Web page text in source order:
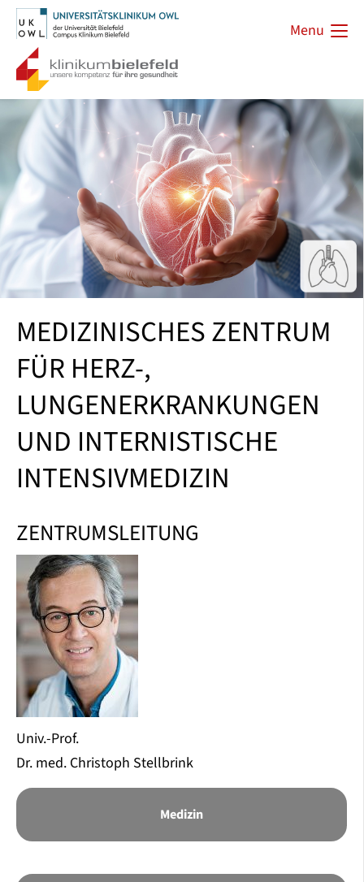
Menu
MEDIZINISCHES ZENTRUM
FÜR HERZ-,
LUNGENERKRANKUNGEN
UND INTERNISTISCHE
INTENSIVMEDIZIN
ZENTRUMSLEITUNG
Univ.-Prof.
Dr. med. Christoph Stellbrink
Medizin